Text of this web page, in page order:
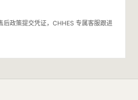
后政策提交凭证，CHHES 专属客服跟进